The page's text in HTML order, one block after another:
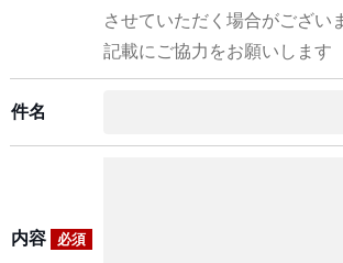
させていただく場合がござい
記載にご協力をお願いします
件名
内容 必須